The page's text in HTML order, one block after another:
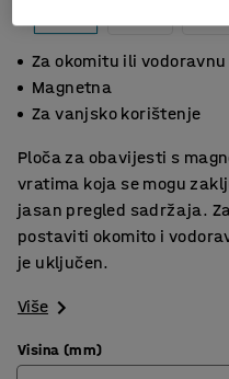
Za okomitu ili
Magnetna
Za vanjsko korištenje
Ploča za obavijesti s
vratima koja se mogu
jasan pregled sadržaja.
postaviti okomito i
je uključen.
Više
Visina (mm)